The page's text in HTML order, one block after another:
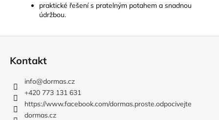
praktické řešení s pratelným potahem a snadnou
údržbou.
Kontakt
info@dormas.cz
+420 773 131 631
https://www.facebook.com/dormas.proste.odpocivejte
dormas.cz